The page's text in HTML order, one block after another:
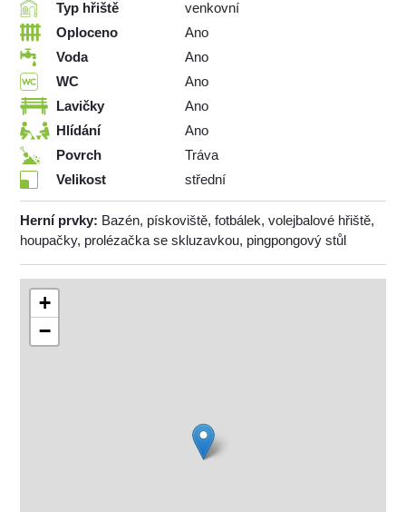
Typ hřiště
venkovní
Oploceno
Ano
Voda
Ano
WC
Ano
Lavičky
Ano
Hlídání
Ano
Povrch
Tráva
Velikost
střední
Herní prvky: Bazén, pískoviště, fotbálek, volejbalové hřiště,
houpačky, prolézačka se skluzavkou, pingpongový stůl
+
−